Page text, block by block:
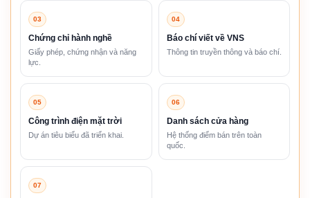
03
Chứng chỉ hành nghề
Giấy phép, chứng nhận và năng
lực.
04
Báo chí viết về VNS
Thông tin truyền thông và báo chí.
05
Công trình điện mặt trời
Dự án tiêu biểu đã triển khai.
06
Danh sách cửa hàng
Hệ thống điểm bán trên toàn
quốc.
07